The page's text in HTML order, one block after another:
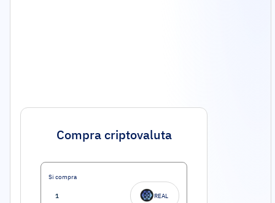
Compra criptovaluta
Si compra
REAL